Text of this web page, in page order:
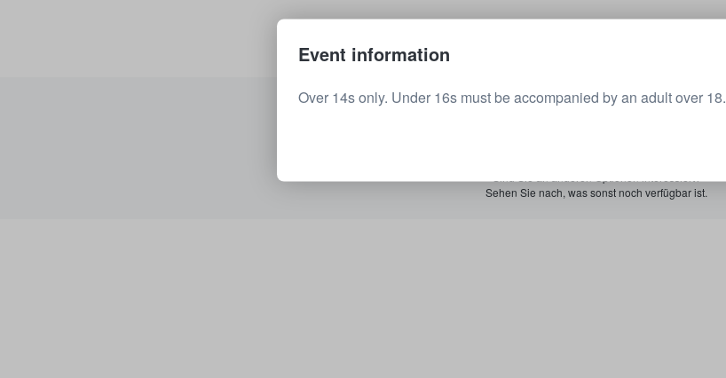
Sehen Sie nach, was sonst noch verfügbar ist.
Event information
Over 14s only. Under 16s must be accompanied by an adult over 18.